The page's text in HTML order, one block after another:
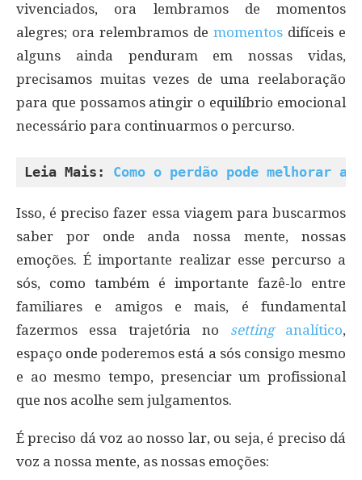
vivenciados, ora lembramos de momentos
alegres; ora relembramos de momentos difíceis e
alguns ainda penduram em nossas vidas,
precisamos muitas vezes de uma reelaboração
para que possamos atingir o equilíbrio emocional
necessário para continuarmos o percurso.
Leia Mais: Como o perdão pode melhorar a
Isso, é preciso fazer essa viagem para buscarmos
saber por onde anda nossa mente, nossas
emoções. É importante realizar esse percurso a
sós, como também é importante fazê-lo entre
familiares e amigos e mais, é fundamental
fazermos essa trajetória no settinganalítico,
espaço onde poderemos está a sós consigo mesmo
e ao mesmo tempo, presenciar um profissional
que nos acolhe sem julgamentos.
É preciso dá voz ao nosso lar, ou seja, é preciso dá
voz a nossa mente, as nossas emoções: